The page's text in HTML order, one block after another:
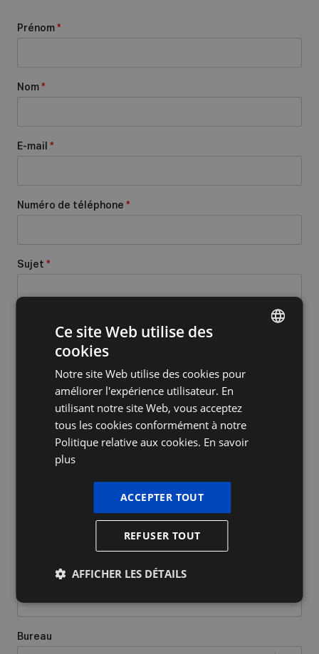
Prénom *
Nom *
E-mail *
Numéro de téléphone *
Sujet *
Nom de l'entreprise
Quel type d'entreprise avez-vous/voulez-vous créer?
Lieu où vous exercez vos activités*
Bureau
FRENCH
Ce site Web utilise des
cookies
Notre site Web utilise des cookies pour
améliorer l'expérience utilisateur. En
utilisant notre site Web, vous acceptez
tous les cookies conformément à notre
Politique relative aux cookies. En savoir
plus
ACCEPTER TOUT
REFUSER TOUT
AFFICHER LES DÉTAILS